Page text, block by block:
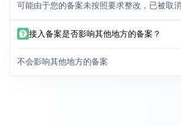
可能由于您的备案未按照要求整改，已被取
接入备案是否影响其他地方的备案？
不会影响其他地方的备案